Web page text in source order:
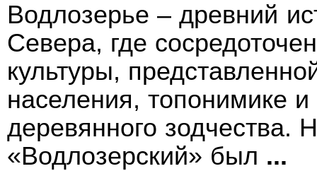
Водлозерье – древний
Севера, где
культуры,
населения, топонимике
деревянного зодчества.
«Водлозерский» был ...